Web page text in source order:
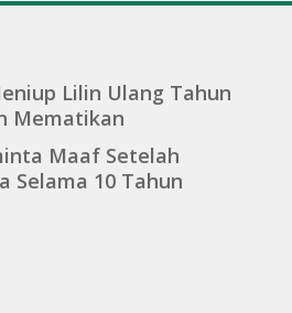
Lilin Ulang Tahun
Mematikan
Maaf Setelah
Selama 10 Tahun